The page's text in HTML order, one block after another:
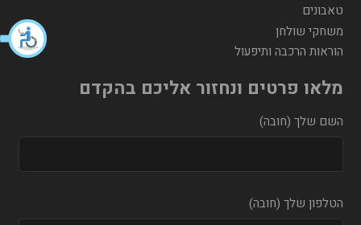
טאבונים
משחקי שולחן
הוראות הרכבה ותיפעול
מלאו פרטים ונחזור אליכם בהקדם
השם שלך (חובה)
הטלפון שלך (חובה)